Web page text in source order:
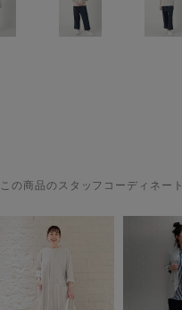
この商品のスタッフコーディネート